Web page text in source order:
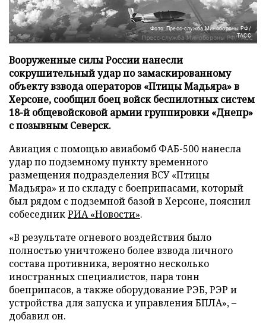
Фото: Пресс-служба Минобороны РФ/
ТАСС
Вооруженные силы России нанесли
сокрушительный удар по замаскированному
объекту взвода операторов «Птицы Мадьяра» в
Херсоне, сообщил боец войск беспилотных систем
18-й общевойсковой армии группировки «Днепр»
с позывным Северск.
Авиация с помощью авиабомб ФАБ-500 нанесла
удар по подземному пункту временного
размещения подразделения ВСУ «Птицы
Мадьяра» и по складу с боеприпасами, который
был рядом с подземной базой в Херсоне, пояснил
собеседникРИА «Новости».
«В результате огневого воздействия было
полностью уничтожено более взвода личного
состава противника, вероятно несколько
иностранных специалистов, пара тонн
боеприпасов, а также оборудование РЭБ, РЭР и
устройства для запуска и управления БПЛА», –
добавил он.